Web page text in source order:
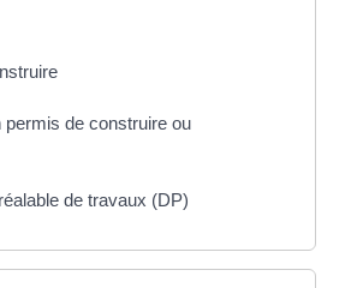
permis de construire ou
de travaux (DP)